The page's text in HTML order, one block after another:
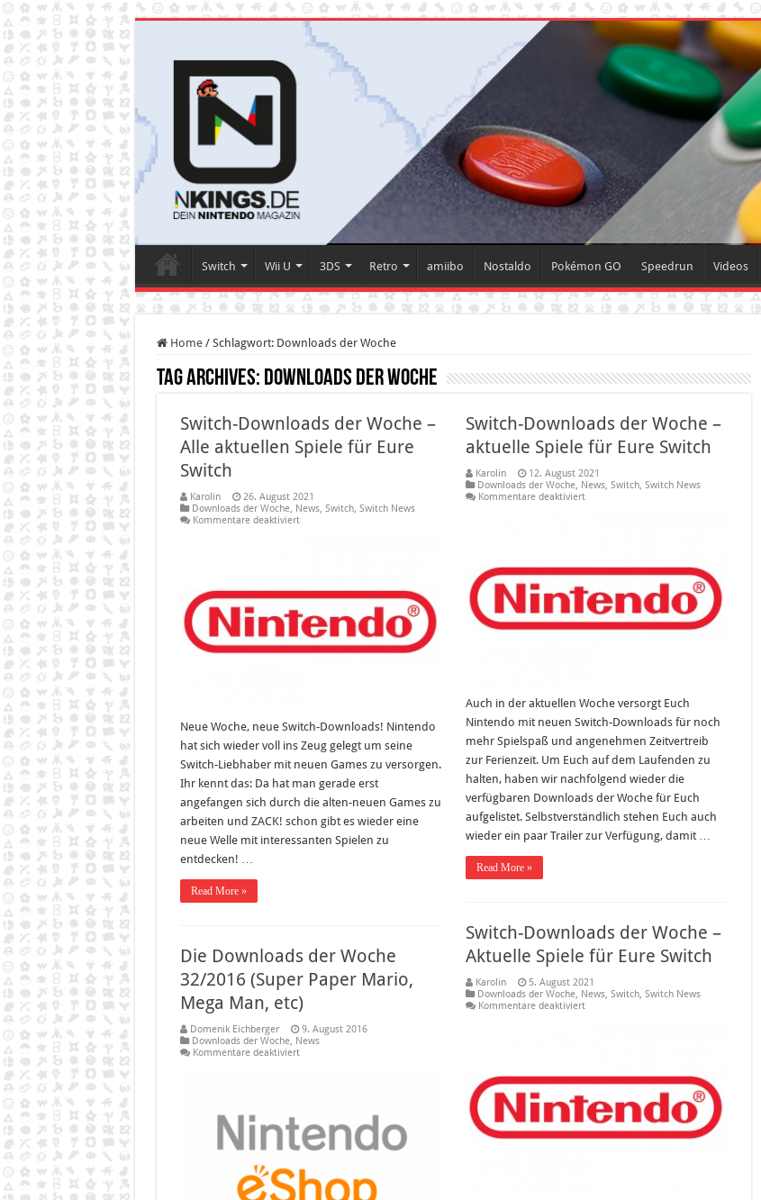
Switch Wii U 3DS Retro amiibo Nostaldo Pokémon GO Speedrun Videos
Home / Schlagwort: Downloads der Woche
Tag Archives: Downloads der Woche
Switch-Downloads der Woche –
Alle aktuellen Spiele für Eure
Switch
Karolin
26. August 2021
Downloads der Woche, News, Switch, Switch News
Kommentare deaktiviertfür
Alle
aktuellen
Spiele
für
Eure
Switch
Neue Woche, neue Switch-Downloads! Nintendo
hat sich wieder voll ins Zeug gelegt um seine
Switch-Liebhaber mit neuen Games zu versorgen.
Ihr kennt das: Da hat man gerade erst
angefangen sich durch die alten-neuen Games zu
arbeiten und ZACK! schon gibt es wieder eine
neue Welle mit interessanten Spielen zu
entdecken! …
Read More »
Switch-Downloads der Woche –
aktuelle Spiele für Eure Switch
Karolin
12. August 2021
Downloads der Woche, News, Switch, Switch News
Kommentare deaktiviertfür
aktuelle
Spiele
für
Eure
Switch
Auch in der aktuellen Woche versorgt Euch
Nintendo mit neuen Switch-Downloads für noch
mehr Spielspaß und angenehmen Zeitvertreib
zur Ferienzeit. Um Euch auf dem Laufenden zu
halten, haben wir nachfolgend wieder die
verfügbaren Downloads der Woche für Euch
aufgelistet. Selbstverständlich stehen Euch auch
wieder ein paar Trailer zur Verfügung, damit …
Read More »
Switch-Downloads der Woche –
Aktuelle Spiele für Eure Switch
Karolin
5. August 2021
Downloads der Woche, News, Switch, Switch News
Kommentare deaktiviertfür
Aktuelle
Spiele
für
Eure
Switch
Die Downloads der Woche
32/2016 (Super Paper Mario,
Mega Man, etc)
Domenik Eichberger
9. August 2016
Downloads der Woche, News
Kommentare deaktiviertfür
(Super
Paper
Mario,
Man,
etc)